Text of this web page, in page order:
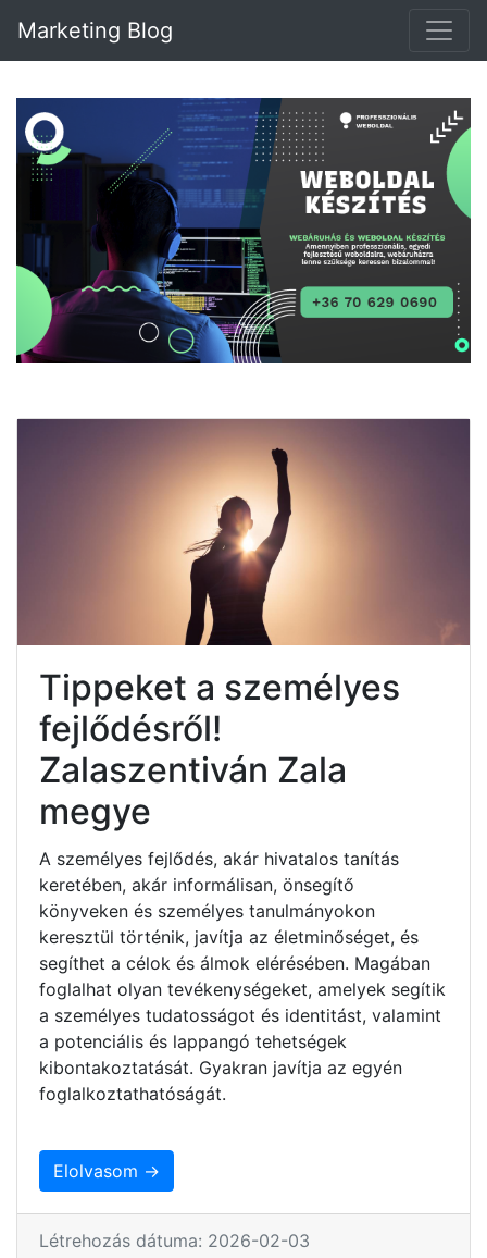
Marketing Blog
Tippeket a személyes
fejlődésről!
Zalaszentiván Zala
megye
A személyes fejlődés, akár hivatalos tanítás
keretében, akár informálisan, önsegítő
könyveken és személyes tanulmányokon
keresztül történik, javítja az életminőséget, és
segíthet a célok és álmok elérésében. Magában
foglalhat olyan tevékenységeket, amelyek segítik
a személyes tudatosságot és identitást, valamint
a potenciális és lappangó tehetségek
kibontakoztatását. Gyakran javítja az egyén
foglalkoztathatóságát.
Elolvasom →
Létrehozás dátuma: 2026-02-03